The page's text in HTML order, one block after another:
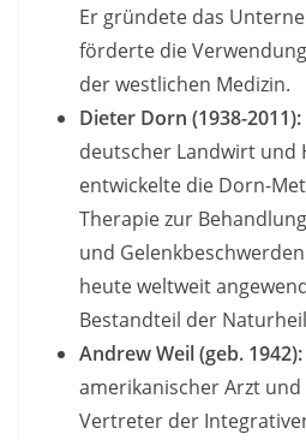
Er gründete das
förderte die
der westlichen Medizin.
Dieter Dorn (1938-2011):
deutscher Landwirt und
entwickelte die Dorn-
Therapie zur
und
heute weltweit
Bestandteil der
Andrew Weil (geb. 1942):
amerikanischer Arzt
Vertreter der